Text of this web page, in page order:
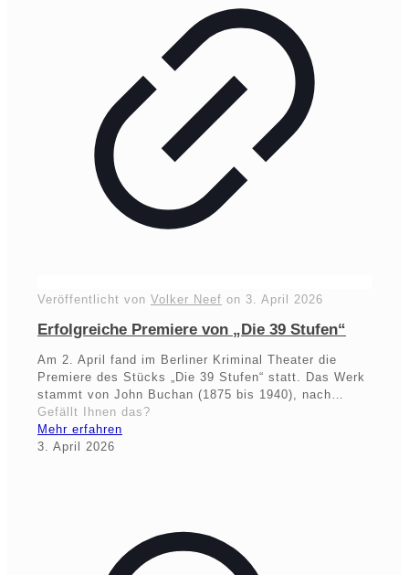
Veröffentlicht von Volker Neef on 3. April 2026
Erfolgreiche Premiere von „Die 39 Stufen“
Am 2. April fand im Berliner Kriminal Theater die
Premiere des Stücks „Die 39 Stufen“ statt. Das Werk
stammt von John Buchan (1875 bis 1940), nach…
Gefällt Ihnen das?
Mehr erfahren
3. April 2026